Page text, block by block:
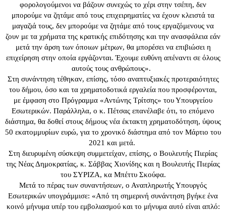
φορολογούμενοι να βάζουν συνεχώς το χέρι στην τσέπη, δεν
μπορούμε να ζητάμε από τους επιχειρηματίες να έχουν κλειστά τα
μαγαζιά τους, δεν μπορούμε να ζητάμε από τους εργαζόμενους να
ζουν με τα χρήματα της κρατικής επιδότησης και την ανασφάλεια εάν
μετά την άρση των όποιων μέτρων, θα μπορέσει να επιβιώσει η
επιχείρηση στην οποία εργάζονται. Έχουμε ευθύνη απέναντι σε όλους
αυτούς τους ανθρώπους».
Στη συνάντηση τέθηκαν, επίσης, τόσο αναπτυξιακές προτεραιότητες
του δήμου, όσο και τα χρηματοδοτικά εργαλεία που προσφέρονται,
με έμφαση στο Πρόγραμμα «Αντώνης Τρίτσης» του Υπουργείου
Εσωτερικών. Παράλληλα, ο κ. Πέτσας επανέλαβε ότι, το επόμενο
διάστημα, θα δοθεί στους δήμους νέα έκτακτη χρηματοδότηση, ύψους
50 εκατομμυρίων ευρώ, για το χρονικό διάστημα από τον Μάρτιο του
2021 και μετά.
Στη διευρυμένη σύσκεψη συμμετείχαν, επίσης, ο Βουλευτής Πιερίας
της Νέας Δημοκρατίας, κ. Σάββας Χιονίδης και η Βουλευτής Πιερίας
του ΣΥΡΙΖΑ, κα Μπέττυ Σκούφα.
Μετά το πέρας των συναντήσεων, ο Αναπληρωτής Υπουργός
Εσωτερικών υπογράμμισε: «Από τη σημερινή συνάντηση βγήκε ένα
κοινό μήνυμα υπέρ του εμβολιασμού και το μήνυμα αυτό είναι απλό: